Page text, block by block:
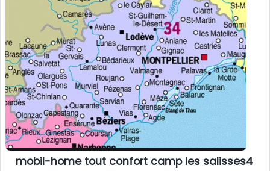
mobil-home tout confort camp les salisses4*